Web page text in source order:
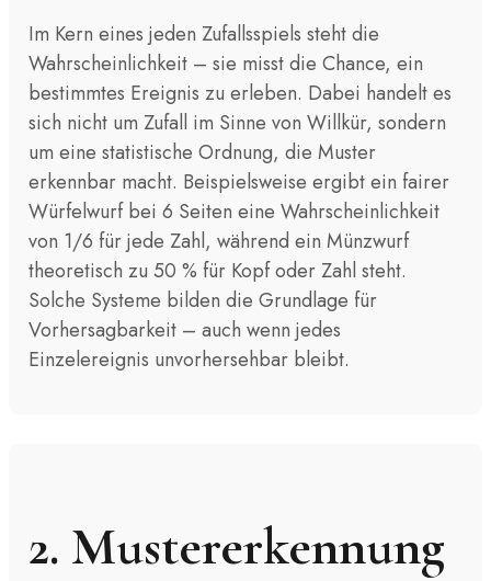
Im Kern eines jeden Zufallsspiels steht die
Wahrscheinlichkeit – sie misst die Chance, ein
bestimmtes Ereignis zu erleben. Dabei handelt es
sich nicht um Zufall im Sinne von Willkür, sondern
um eine statistische Ordnung, die Muster
erkennbar macht. Beispielsweise ergibt ein fairer
Würfelwurf bei 6 Seiten eine Wahrscheinlichkeit
von 1/6 für jede Zahl, während ein Münzwurf
theoretisch zu 50 % für Kopf oder Zahl steht.
Solche Systeme bilden die Grundlage für
Vorhersagbarkeit – auch wenn jedes
Einzelereignis unvorhersehbar bleibt.
2. Mustererkennung